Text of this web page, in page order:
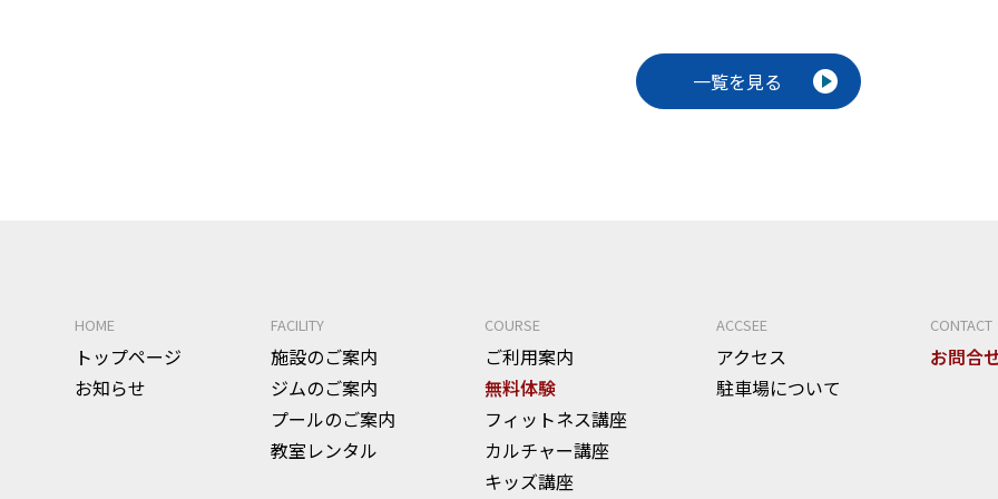
k
一覧を見る
HOME
トップページ
お知らせ
FACILITY
施設のご案内
ジムのご案内
プールのご案内
教室レンタル
COURSE
ご利用案内
無料体験
フィットネス講座
カルチャー講座
キッズ講座
ACCSEE
アクセス
駐車場について
CONTACT
お問合